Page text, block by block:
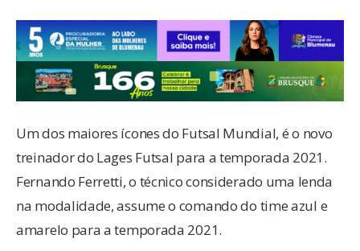
Um dos maiores ícones do Futsal Mundial, é o novo
treinador do Lages Futsal para a temporada 2021.
Fernando Ferretti, o técnico considerado uma lenda
na modalidade, assume o comando do time azul e
amarelo para a temporada 2021.